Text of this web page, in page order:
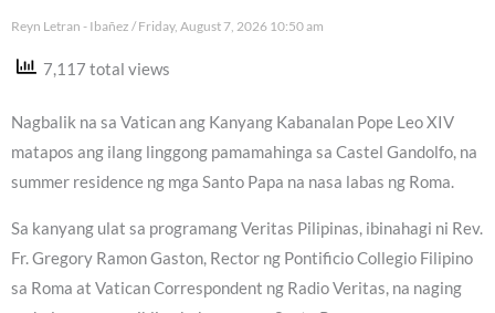
Reyn Letran - Ibañez Friday, August 7, 2026 10:50 am
7,117 total views
Nagbalik na sa Vatican ang Kanyang Kabanalan Pope Leo XIV
matapos ang ilang linggong pamamahinga sa Castel Gandolfo, na
summer residence ng mga Santo Papa na nasa labas ng Roma.
Sa kanyang ulat sa programang Veritas Pilipinas, ibinahagi ni Rev.
Fr. Gregory Ramon Gaston, Rector ng Pontificio Collegio Filipino
sa Roma at Vatican Correspondent ng Radio Veritas, na naging